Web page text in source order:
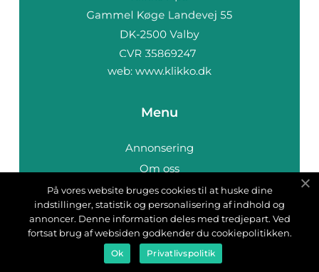
web: www.klikko.dk
Menu
Annonsering
Om oss
Cookies
Kontakta oss
Sitemap
På vores website bruges cookies til at huske dine
indstillinger, statistik og personalisering af indhold og
annoncer. Denne information deles med tredjepart. Ved
fortsat brug af websiden godkender du cookiepolitikken.
Ok Privatlivspolitik